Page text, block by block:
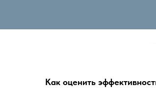
Как оценить